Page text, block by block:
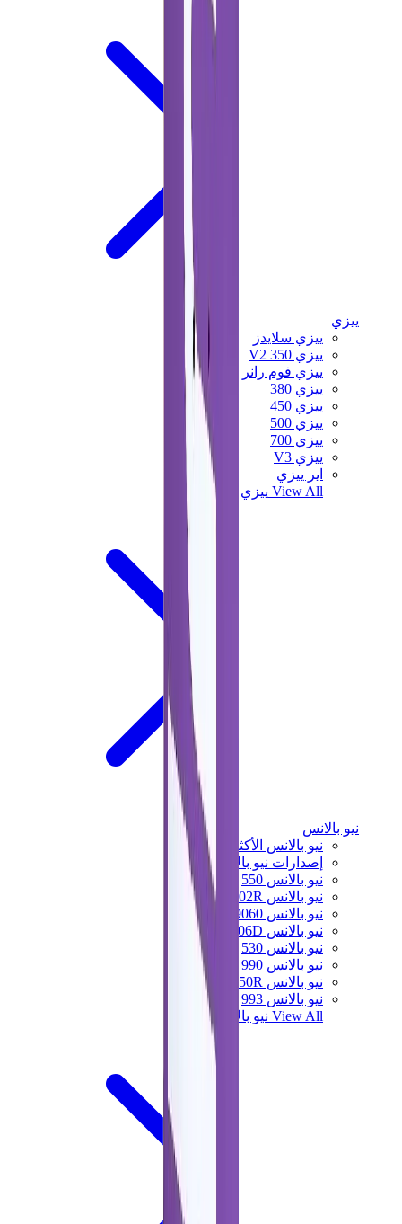
ييزي
ييزي سلايدز
ييزي 350 V2
ييزي فوم رانر
ييزي 380
ييزي 450
ييزي 500
ييزي 700
ييزي V3
اير ييزي
View All ييزي
نيو بالانس
نيو بالانس الأكثر مبيعاً
إصدارات نيو بالانس الجديدة
نيو بالانس 550
نيو بالانس 2002R
نيو بالانس 9060
نيو بالانس 1906D
نيو بالانس 530
نيو بالانس 990
نيو بالانس 650R
نيو بالانس 993
View All نيو بالانس